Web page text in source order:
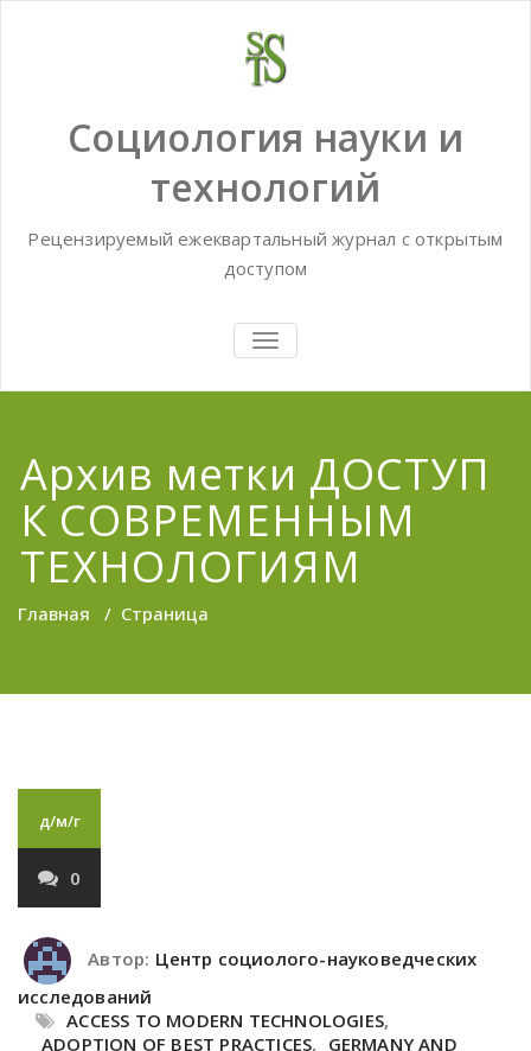
Социология науки и
технологий
Рецензируемый ежеквартальный журнал с открытым
доступом
TOGGLE
NAVIGATION
Архив метки ДОСТУП
К СОВРЕМЕННЫМ
ТЕХНОЛОГИЯМ
Главная / Страница
д/м/г
0
Автор: Центр социолого-науковедческих
исследований
ACCESS TO MODERN TECHNOLOGIES,
ADOPTION OF BEST PRACTICES, GERMANY AND